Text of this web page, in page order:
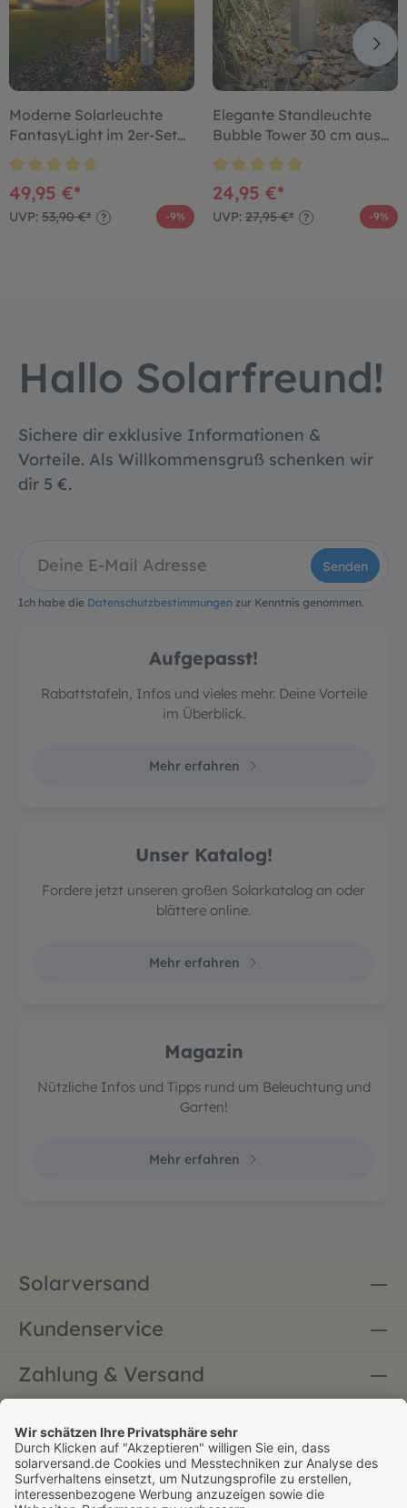
Moderne Solarleuchte
FantasyLight im 2er-Set
aus Aluminium
49,95 €*
UVP: 53,90 €* ? -9%
Elegante Standleuchte
Bubble Tower 30 cm aus
Edelstahl
24,95 €*
UVP: 27,95 €* ? -9%
Hallo Solarfreund!
Sichere dir exklusive Informationen &
Vorteile. Als Willkommensgruß schenken wir
dir 5 €.
Senden
Ich habe die Datenschutzbestimmungen zur Kenntnis genommen.
Aufgepasst!
Rabattstafeln, Infos und vieles mehr. Deine Vorteile
im Überblick.
Mehr erfahren
Unser Katalog!
Fordere jetzt unseren großen Solarkatalog an oder
blättere online.
Mehr erfahren
Magazin
Nützliche Infos und Tipps rund um Beleuchtung und
Garten!
Mehr erfahren
Solarversand
Kundenservice
Zahlung & Versand
Bestellung widerrufen